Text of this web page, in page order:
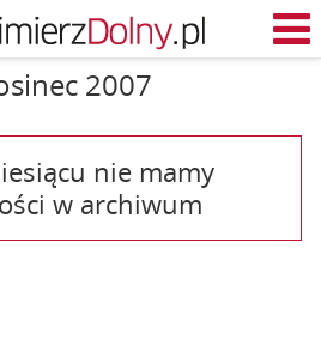
2007
nie mamy
w archiwum